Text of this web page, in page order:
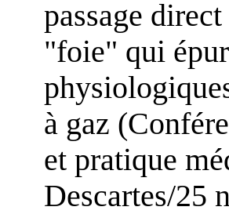
passage
"foie" qui
à gaz
et pratique
Descartes/25